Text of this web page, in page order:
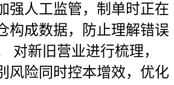
强人工监管，制单时正在
构成数据，防止理解错误
对新旧营业进行梳理，
风险同时控本增效，优化